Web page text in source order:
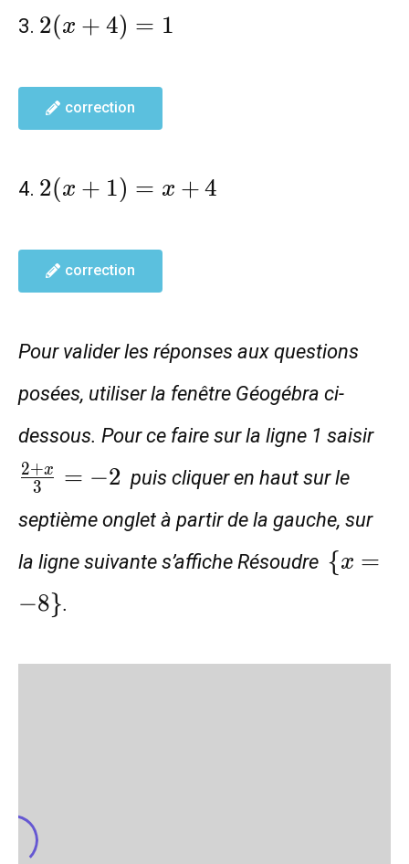
3. 2(x+4)=1
2(x + 4) = 1
correction
4. 2(x+1)=x+4
2(x + 1) = x + 4
correction
Pour valider les réponses aux questions
posées, utiliser la fenêtre Géogébra ci-
dessous. Pour ce faire sur la ligne 1 saisir
3
2+x = −2 puis cliquer en haut sur le
septième onglet à partir de la gauche, sur
la ligne suivante s’affiche Résoudre \
{x=-
{x =
−8}.